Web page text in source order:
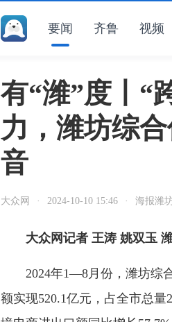
要闻 齐鲁 视频
有“潍”度丨“
力，潍坊综
音
大众网 · 2024-10-10 15:46 · 海报潍
大众网记者 王涛 姚双玉
2024年1—8月份，潍坊综合
额实现520.1亿元，占全市总